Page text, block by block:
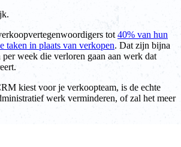
tot 40% van hun
taken in plaats van verkopen. Dat zijn bijna
week die verloren gaan aan werk dat
kiest voor je verkoopteam, is de echte
werk verminderen, of zal het meer